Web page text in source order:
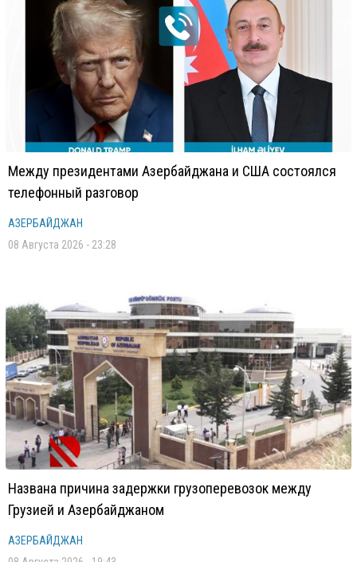
Между президентами Азербайджана и США состоялся
телефонный разговор
АЗЕРБАЙДЖАН
08 Августа 2026 - 23:28
Названа причина задержки грузоперевозок между
Грузией и Азербайджаном
АЗЕРБАЙДЖАН